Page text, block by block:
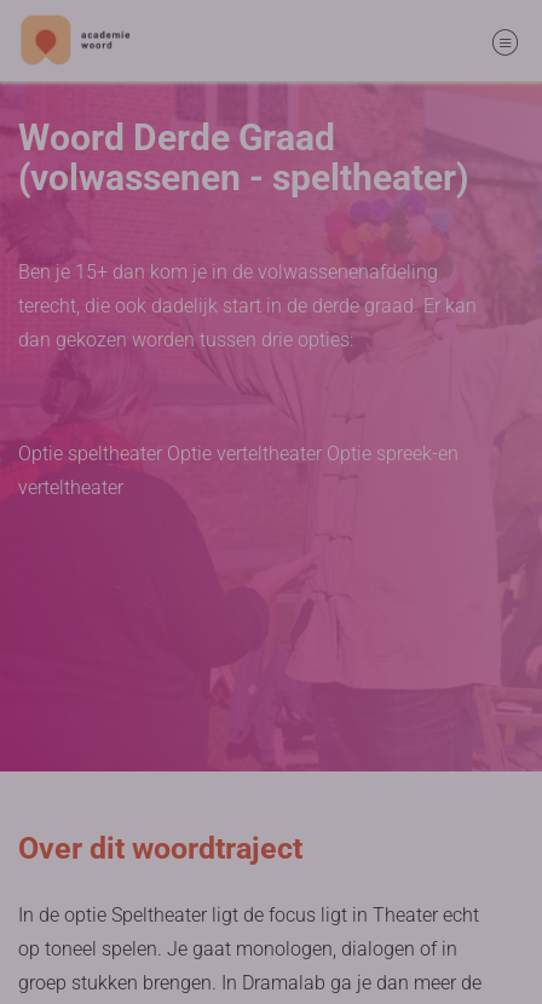
Woord Derde Graad
(volwassenen - speltheater)
Ben je 15+ dan kom je in de volwassenenafdeling
terecht, die ook dadelijk start in de derde graad. Er kan
dan gekozen worden tussen drie opties:
Optie speltheater Optie verteltheater Optie spreek-en
verteltheater
Over dit woordtraject
In de optie Speltheater ligt de focus ligt in Theater echt
op toneel spelen. Je gaat monologen, dialogen of in
groep stukken brengen. In Dramalab ga je dan meer de